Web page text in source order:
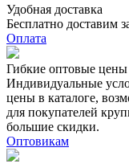
Удобная доставка
Бесплатно доставим
Оплата
Гибкие оптовые цены
Индивидуальные
цены в каталоге,
для покупателей
большие скидки.
Оптовикам